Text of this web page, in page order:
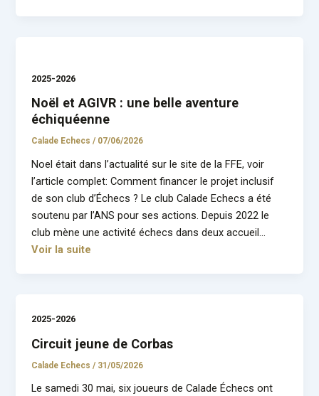
2025-2026
Noël et AGIVR : une belle aventure
échiquéenne
Calade Echecs/ 07/06/2026
Noel était dans l’actualité sur le site de la FFE, voir
l’article complet: Comment financer le projet inclusif
de son club d’Échecs ? Le club Calade Echecs a été
soutenu par l’ANS pour ses actions. Depuis 2022 le
club mène une activité échecs dans deux accueil…
Voir la suite
2025-2026
Circuit jeune de Corbas
Calade Echecs/ 31/05/2026
Le samedi 30 mai, six joueurs de Calade Échecs ont